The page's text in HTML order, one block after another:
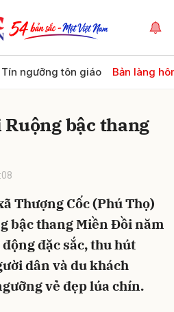
Tín ngưỡng tôn giáo Bản làng
bậc thang
Thượng Cốc (Phú Thọ)
bậc thang Miền Đồi năm
đặc sắc, thu hút
dân và du khách
vẻ đẹp lúa chín.
Hủy Gửi